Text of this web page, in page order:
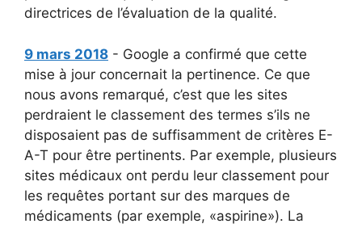
directrices de l’évaluation de la qualité.
9 mars 2018 - Google a confirmé que cette
mise à jour concernait la pertinence. Ce que
nous avons remarqué, c’est que les sites
perdraient le classement des termes s’ils ne
disposaient pas de suffisamment de critères E-
A-T pour être pertinents. Par exemple, plusieurs
sites médicaux ont perdu leur classement pour
les requêtes portant sur des marques de
médicaments (par exemple, «aspirine»). La